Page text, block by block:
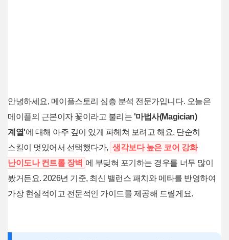
안녕하세요, 메이플스토리 심층 분석 전문가입니다. 오늘은
메이플의 근본이자 꽃이라고 불리는 '마법사(Magician)
계열'에 대해 아주 깊이 있게 파헤쳐 보려고 해요. 단순히
스킬이 멋있어서 선택했다가, 생각보다 높은 코어 강화
난이도나 컨트롤 장벽 에 부딪혀 포기하는 경우를 너무 많이
봤거든요. 2026년 기준, 최신 밸런스 패치와 메타를 반영하여
가장 현실적이고 전문적인 가이드를 제공해 드릴게요.